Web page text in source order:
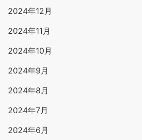
2024年12月
2024年11月
2024年10月
2024年9月
2024年8月
2024年7月
2024年6月